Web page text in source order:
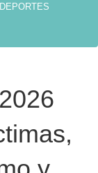
DEPORTES